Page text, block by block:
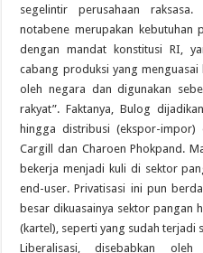
segelintir perusahaan
notabene merupakan kebutuhan
dengan mandat konstitusi RI,
cabang produksi yang
oleh negara dan digunakan
rakyat”. Faktanya, Bulog
hingga distribusi (ekspor-impor)
Cargill dan Charoen Phokpand.
bekerja menjadi kuli di sektor
end-user. Privatisasi ini pun
besar dikuasainya sektor pangan
(kartel), seperti yang sudah terjadi
Liberalisasi, disebabkan